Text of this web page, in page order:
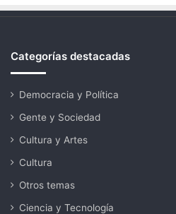
Categorías destacadas
Democracia y Política
Gente y Sociedad
Cultura y Artes
Cultura
Otros temas
Ciencia y Tecnología